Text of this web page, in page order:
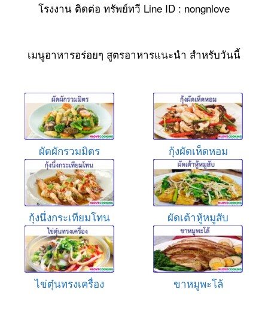
โรงงาน ติดต่อ ทรัพย์ทวี Line ID : nongnlove
เมนูอาหารอร่อยๆ สูตรอาหารแนะนำ สำหรับวันนี้
ผัดผักรวมมิตร กุ้งผัดเห็ดหอม
กุ้งนึ่งกระเทียมโทน ผัดเต้าหู้หมูสับ
ไข่ตุ๋นทรงเครื่อง ขาหมูพะโล้